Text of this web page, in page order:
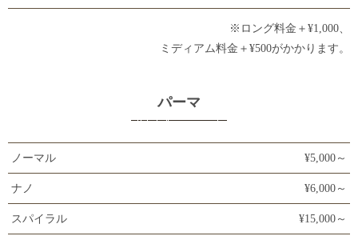
※ロング料金＋¥1,000、
ミディアム料金＋¥500がかかります。
パーマ
ノーマル ¥5,000～
ナノ ¥6,000～
スパイラル ¥15,000～